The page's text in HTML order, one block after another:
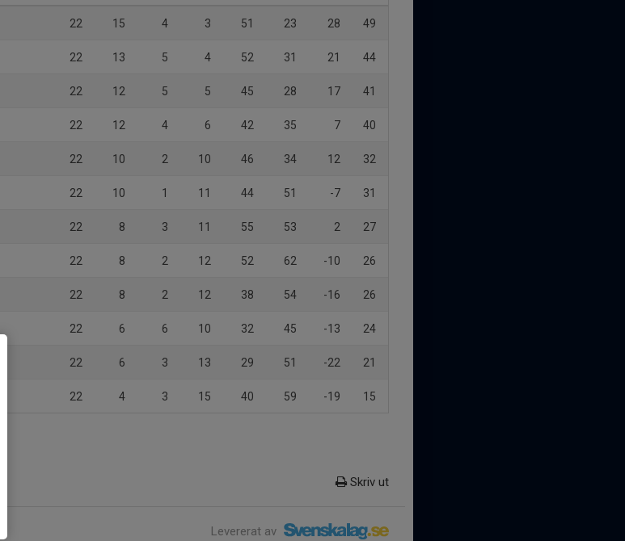
22 15 4 3 51 23 28 49
22 13 5 4 52 31 21 44
22 12 5 5 45 28 17 41
22 12 4 6 42 35 7 40
22 10 2 10 46 34 12 32
22 10 1 11 44 51 -7 31
22 8 3 11 55 53 2 27
22 8 2 12 52 62 -10 26
22 8 2 12 38 54 -16 26
22 6 6 10 32 45 -13 24
22 6 3 13 29 51 -22 21
22 4 3 15 40 59 -19 15
Skriv ut
Levererat av